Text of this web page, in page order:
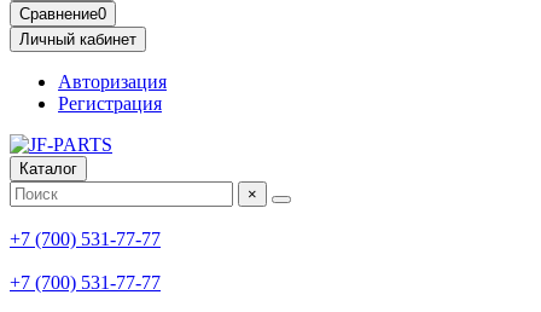
Сравнение0
Личный кабинет
Авторизация
Регистрация
Каталог
×
+7 (700) 531-77-77
+7 (700) 531-77-77